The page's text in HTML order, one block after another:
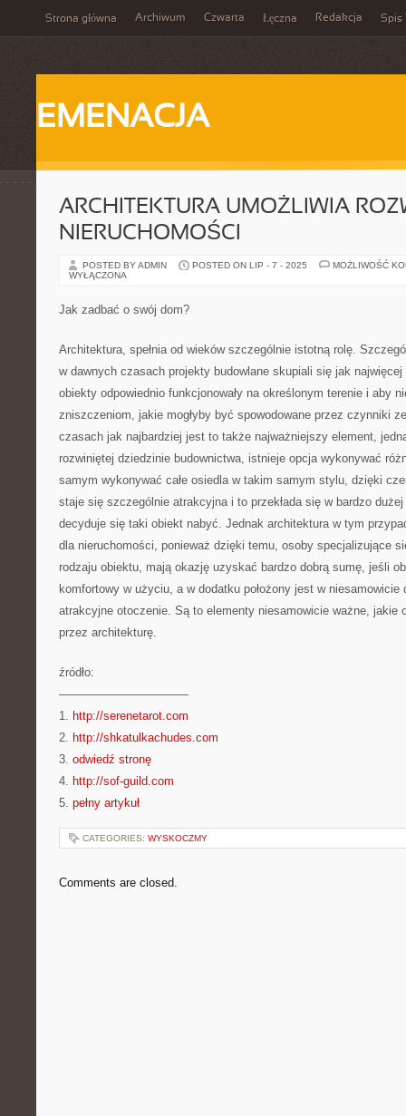
Strona główna Archiwum Czwarta Łęczna Redakcja Spis
EMENACJA
ARCHITEKTURA UMOŻLIWIA
NIERUCHOMOŚCI
POSTED BY ADMIN POSTED ON LIP - 7 - 2025
MOŻLIWOŚĆ
WYŁĄCZONA
Jak zadbać o swój dom?
Architektura, spełnia od wieków szczególnie istotną rolę.
w dawnych czasach projekty budowlane skupiali się jak
obiekty odpowiednio funkcjonowały na określonym terenie i aby
zniszczeniom, jakie mogłyby być spowodowane przez czynniki
czasach jak najbardziej jest to także najważniejszy element,
rozwiniętej dziedzinie budownictwa, istnieje opcja wykonywać
samym wykonywać całe osiedla w takim samym stylu, dzięki
staje się szczególnie atrakcyjna i to przekłada się w bardzo
decyduje się taki obiekt nabyć. Jednak architektura w tym
dla nieruchomości, ponieważ dzięki temu, osoby specjalizujące
rodzaju obiektu, mają okazję uzyskać bardzo dobrą sumę, jeśli
komfortowy w użyciu, a w dodatku położony jest w niesamowicie
atrakcyjne otoczenie. Są to elementy niesamowicie ważne, jakie
przez architekturę.
źródło:
———————————
1. http://serenetarot.com
2. http://shkatulkachudes.com
3. odwiedź stronę
4. http://sof-guild.com
5. pełny artykuł
CATEGORIES: WYSKOCZMY
Comments are closed.